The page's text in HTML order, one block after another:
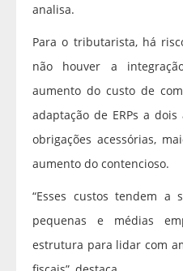
analisa.
Para o tributarista, há
não houver a
aumento do custo de
adaptação de ERPs a
obrigações acessórias,
aumento do contencioso.
“Esses custos tendem a
pequenas e médias
estrutura para lidar com